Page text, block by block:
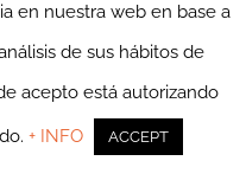
en nuestra web en base a
de sus hábitos de
acepto está autorizando
+ INFO ACCEPT